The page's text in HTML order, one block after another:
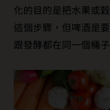
化的目的是把水果或
這個步驟，但啤酒是
跟發酵都在同一個桶